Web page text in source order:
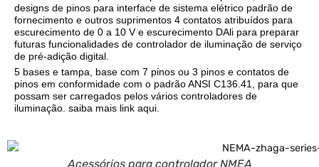
designs de pinos para interface de sistema elétrico padrão de
fornecimento e outros suprimentos 4 contatos atribuídos para
escurecimento de 0 a 10 V e escurecimento DAli para preparar
futuras funcionalidades de controlador de iluminação de serviço
de pré-adição digital.
5 bases e tampa, base com 7 pinos ou 3 pinos e contatos de
pinos em conformidade com o padrão ANSI C136.41, para que
possam ser carregados pelos vários controladores de
iluminação. saiba mais link aqui.
Acessórios para controlador NMEA